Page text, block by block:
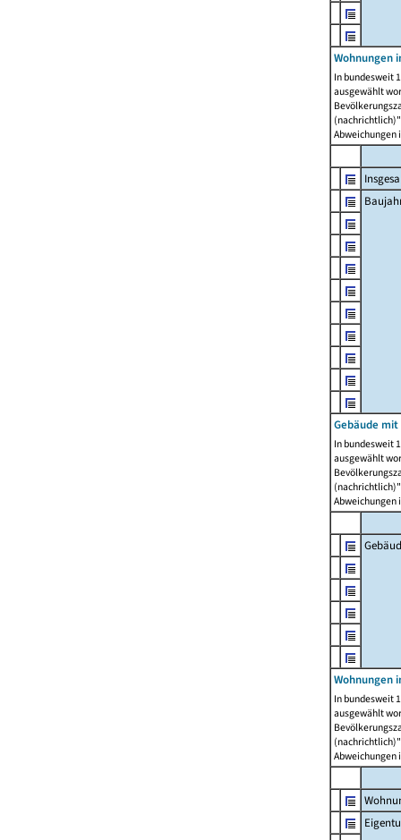
Wohnungen
In bundesweit
ausgewählt
Abweichungen
Gebäude mit
In bundesweit
ausgewählt
Abweichungen
Wohnungen
In bundesweit
ausgewählt
Abweichungen